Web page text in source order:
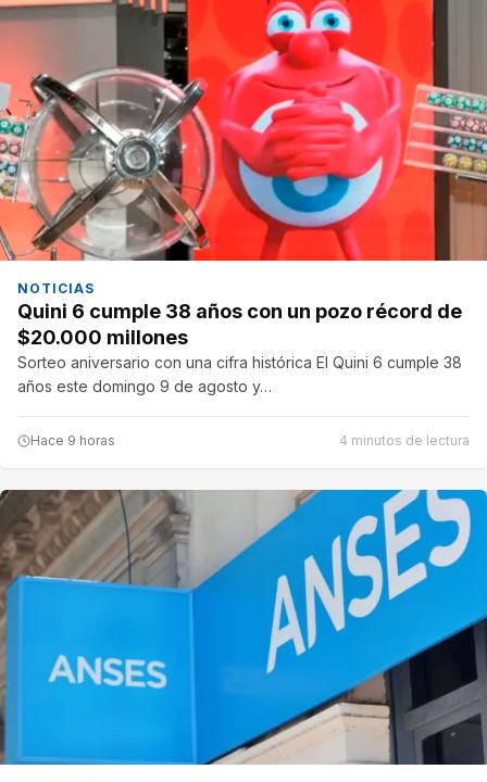
NOTICIAS
Quini 6 cumple 38 años con un pozo récord de
$20.000 millones
Sorteo aniversario con una cifra histórica El Quini 6 cumple 38
años este domingo 9 de agosto y…
Hace 9 horas 4 minutos de lectura